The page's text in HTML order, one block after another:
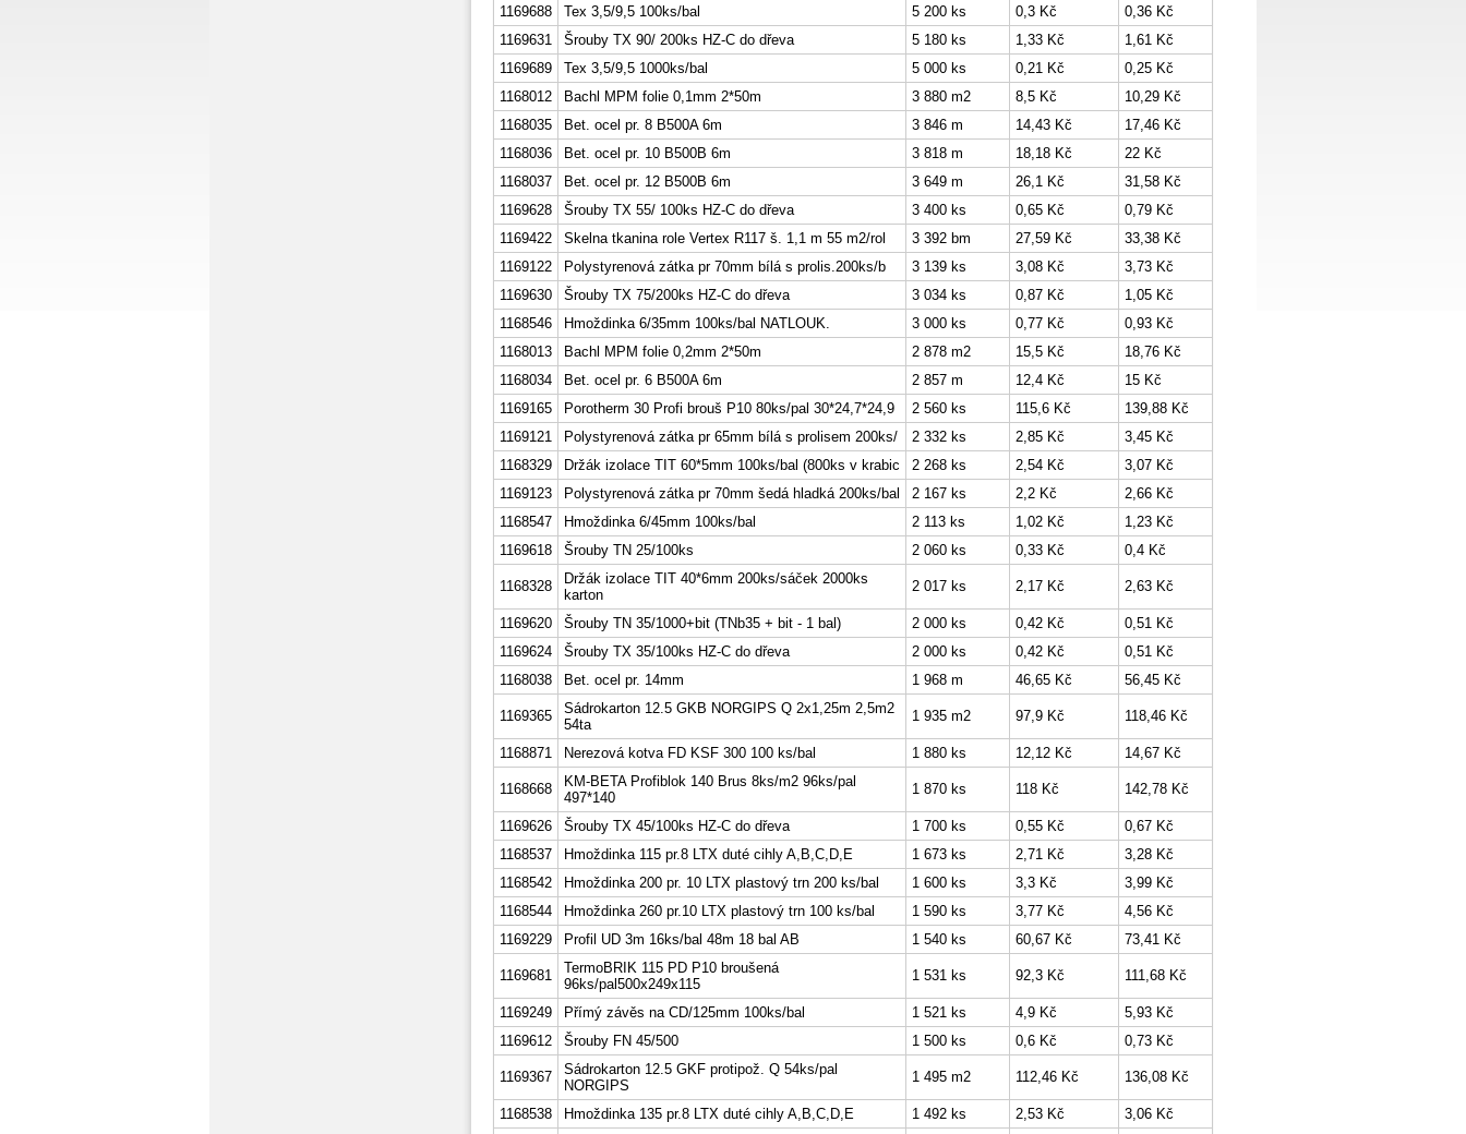
1169688
Tex 3,5/9,5 100ks/bal 5 200 ks 0,3 Kč
0,36 Kč
1169631
Šrouby TX 90/ 200ks HZ-C do dřeva 5 180 ks 1,33 Kč
1,61 Kč
1169689
Tex 3,5/9,5 1000ks/bal 5 000 ks 0,21 Kč
0,25 Kč
1168012
Bachl MPM folie 0,1mm 2*50m 3 880 m2 8,5 Kč
10,29 Kč
1168035
Bet. ocel pr. 8 B500A 6m 3 846 m 14,43 Kč
17,46 Kč
1168036
Bet. ocel pr. 10 B500B 6m 3 818 m 18,18 Kč
22 Kč
1168037
Bet. ocel pr. 12 B500B 6m 3 649 m 26,1 Kč
31,58 Kč
1169628
Šrouby TX 55/ 100ks HZ-C do dřeva 3 400 ks 0,65 Kč
0,79 Kč
1169422
Skelna tkanina role Vertex R117 š. 1,1 m 55 m2/rol 3 392 bm 27,59 Kč
33,38 Kč
1169122
Polystyrenová zátka pr 70mm bílá s prolis.200ks/b 3 139 ks 3,08 Kč
3,73 Kč
1169630
Šrouby TX 75/200ks HZ-C do dřeva 3 034 ks 0,87 Kč
1,05 Kč
1168546
Hmoždinka 6/35mm 100ks/bal NATLOUK. 3 000 ks 0,77 Kč
0,93 Kč
1168013
Bachl MPM folie 0,2mm 2*50m 2 878 m2 15,5 Kč
18,76 Kč
1168034
Bet. ocel pr. 6 B500A 6m 2 857 m 12,4 Kč
15 Kč
1169165
Porotherm 30 Profi brouš P10 80ks/pal 30*24,7*24,9 2 560 ks 115,6 Kč
139,88 Kč
1169121
Polystyrenová zátka pr 65mm bílá s prolisem 200ks/ 2 332 ks 2,85 Kč
3,45 Kč
1168329
Držák izolace TIT 60*5mm 100ks/bal (800ks v krabic 2 268 ks 2,54 Kč
3,07 Kč
1169123
Polystyrenová zátka pr 70mm šedá hladká 200ks/bal 2 167 ks 2,2 Kč
2,66 Kč
1168547
Hmoždinka 6/45mm 100ks/bal 2 113 ks 1,02 Kč
1,23 Kč
1169618
Šrouby TN 25/100ks 2 060 ks 0,33 Kč 0,4 Kč
1168328
Držák izolace TIT 40*6mm 200ks/sáček 2000ks
karton
2 017 ks 2,17 Kč 2,63 Kč
1169620 Šrouby TN 35/1000+bit (TNb35 + bit - 1 bal) 2 000 ks 0,42 Kč
0,51 Kč
1169624
Šrouby TX 35/100ks HZ-C do dřeva 2 000 ks 0,42 Kč
0,51 Kč
1168038
Bet. ocel pr. 14mm 1 968 m 46,65 Kč 56,45 Kč
1169365
Sádrokarton 12.5 GKB NORGIPS Q 2x1,25m 2,5m2
54ta
1 935 m2 97,9 Kč 118,46 Kč
1168871 Nerezová kotva FD KSF 300 100 ks/bal 1 880 ks 12,12 Kč 14,67 Kč
1168668
KM-BETA Profiblok 140 Brus 8ks/m2 96ks/pal
497*140
1 870 ks 118 Kč 142,78 Kč
1169626 Šrouby TX 45/100ks HZ-C do dřeva 1 700 ks 0,55 Kč
0,67 Kč
1168537
Hmoždinka 115 pr.8 LTX duté cihly A,B,C,D,E 1 673 ks 2,71 Kč
3,28 Kč
1168542
Hmoždinka 200 pr. 10 LTX plastový trn 200 ks/bal 1 600 ks 3,3 Kč
3,99 Kč
1168544
Hmoždinka 260 pr.10 LTX plastový trn 100 ks/bal 1 590 ks 3,77 Kč
4,56 Kč
1169229
Profil UD 3m 16ks/bal 48m 18 bal AB 1 540 ks 60,67 Kč 73,41 Kč
1169681
TermoBRIK 115 PD P10 broušená
96ks/pal500x249x115
1 531 ks 92,3 Kč 111,68 Kč
1169249 Přímý závěs na CD/125mm 100ks/bal 1 521 ks 4,9 Kč
5,93 Kč
1169612
Šrouby FN 45/500 1 500 ks 0,6 Kč 0,73 Kč
1169367
Sádrokarton 12.5 GKF protipož. Q 54ks/pal
NORGIPS
1 495 m2 112,46 Kč 136,08 Kč
1168538 Hmoždinka 135 pr.8 LTX duté cihly A,B,C,D,E 1 492 ks 2,53 Kč 3,06 Kč